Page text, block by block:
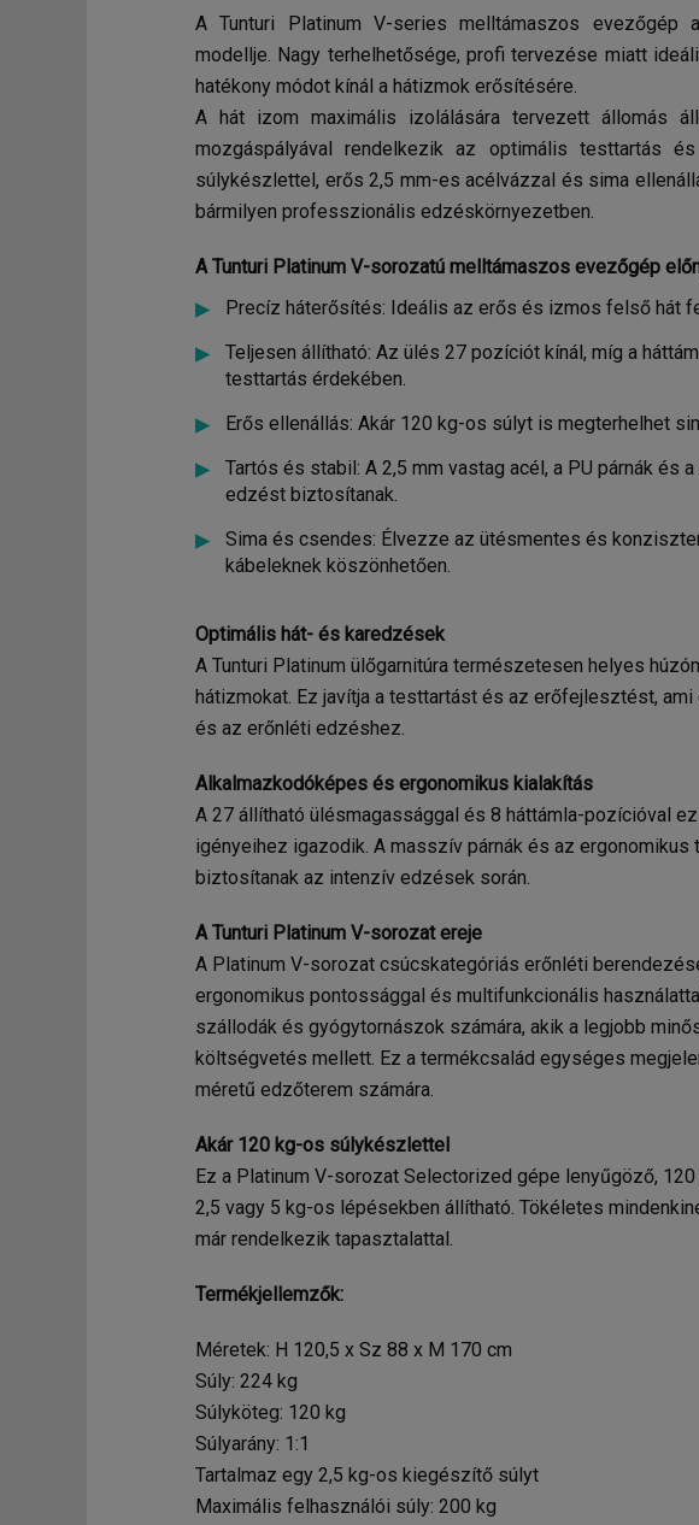
A Tunturi Platinum V-series melltámaszos evezőgép
modellje. Nagy terhelhetősége, profi tervezése miatt
hatékony módot kínál a hátizmok erősítésére.
A hát izom maximális izolálására tervezett állomás
mozgáspályával rendelkezik az optimális testtartás
súlykészlettel, erős 2,5 mm-es acélvázzal és sima
bármilyen professzionális edzéskörnyezetben.
A Tunturi Platinum V-sorozatú melltámaszos evezőgép
Precíz háterősítés: Ideális az erős és izmos felső hát
Teljesen állítható: Az ülés 27 pozíciót kínál, míg a
testtartás érdekében.
Erős ellenállás: Akár 120 kg-os súlyt is megterhelhet
Tartós és stabil: A 2,5 mm vastag acél, a PU párnák és
edzést biztosítanak.
Sima és csendes: Élvezze az ütésmentes és
kábeleknek köszönhetően.
Optimális hát- és karedzések
A Tunturi Platinum ülőgarnitúra természetesen helyes
hátizmokat. Ez javítja a testtartást és az erőfejlesztést,
és az erőnléti edzéshez.
Alkalmazkodóképes és ergonomikus kialakítás
A 27 állítható ülésmagassággal és 8 háttámla-pozícióval
igényeihez igazodik. A masszív párnák és az
biztosítanak az intenzív edzések során.
A Tunturi Platinum V-sorozat ereje
A Platinum V-sorozat csúcskategóriás erőnléti
ergonomikus pontossággal és multifunkcionális
szállodák és gyógytornászok számára, akik a legjobb
költségvetés mellett. Ez a termékcsalád egységes
méretű edzőterem számára.
Akár 120 kg-os súlykészlettel
Ez a Platinum V-sorozat Selectorized gépe lenyűgöző,
2,5 vagy 5 kg-os lépésekben állítható. Tökéletes
már rendelkezik tapasztalattal.
Termékjellemzők:
Méretek: H 120,5 x Sz 88 x M 170 cm
Súly: 224 kg
Súlyköteg: 120 kg
Súlyarány: 1:1
Tartalmaz egy 2,5 kg-os kiegészítő súlyt
Maximális felhasználói súly: 200 kg